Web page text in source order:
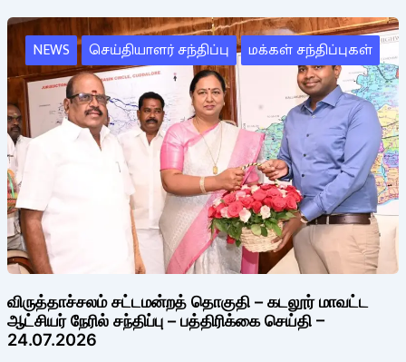
NEWS செய்தியாளர் சந்திப்பு மக்கள் சந்திப்புகள்
விருத்தாச்சலம் சட்டமன்றத் தொகுதி – கடலூர் மாவட்ட
ஆட்சியர் நேரில் சந்திப்பு – பத்திரிக்கை செய்தி –
24.07.2026